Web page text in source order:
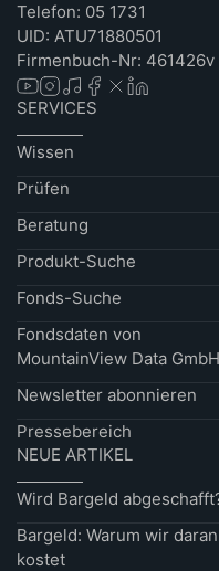
Telefon: 05 1731
UID: ATU71880501
Firmenbuch-Nr: 461426v
SERVICES
Wissen
Prüfen
Beratung
Produkt-Suche
Fonds-Suche
Fondsdaten von
MountainView Data GmbH
Newsletter abonnieren
Pressebereich
NEUE ARTIKEL
Wird Bargeld
Bargeld: Warum wir
kostet